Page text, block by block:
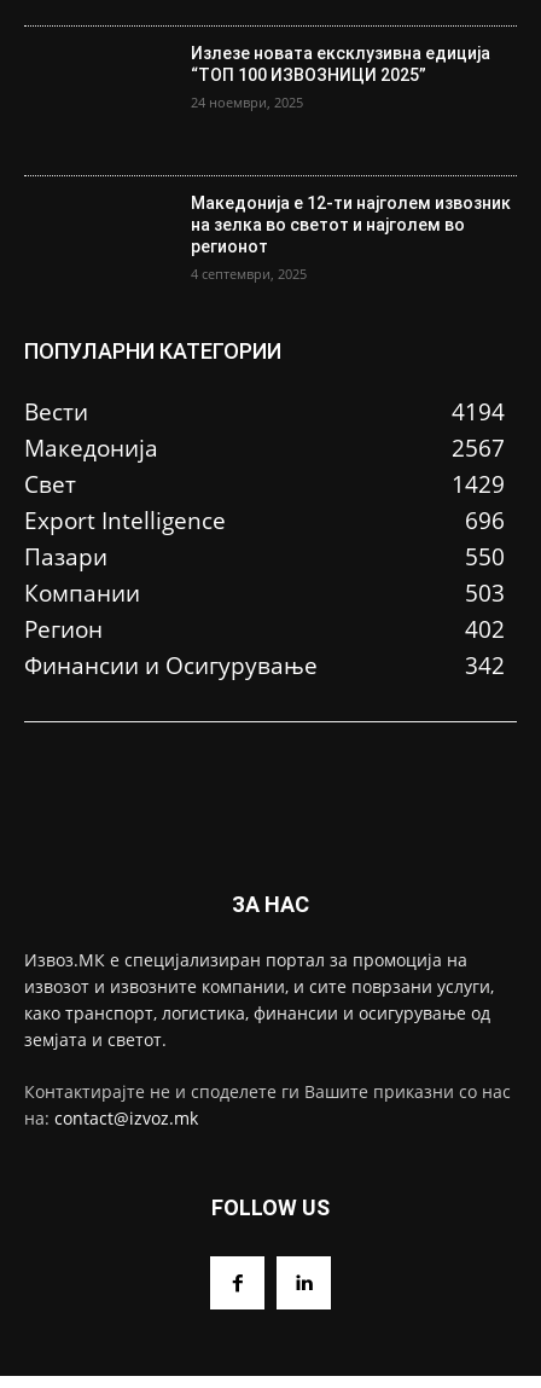
Излезе новата ексклузивна едиција
“ТОП 100 ИЗВОЗНИЦИ 2025”
24 ноември, 2025
Македонија е 12-ти најголем извозник
на зелка во светот и најголем во
регионот
4 септември, 2025
ПОПУЛАРНИ КАТЕГОРИИ
Вести
4194
Македонија
2567
Свет
1429
Еxport Intelligence
696
Пазари
550
Компании
503
Регион
402
Финансии и Осигурување
342
ЗА НАС
Извоз.МК е специјализиран портал за промоција на
извозот и извозните компании, и сите поврзани услуги,
како транспорт, логистика, финансии и осигурување од
земјата и светот.
Контактирајте не и споделете ги Вашите приказни со нас
на: contact@izvoz.mk
FOLLOW US